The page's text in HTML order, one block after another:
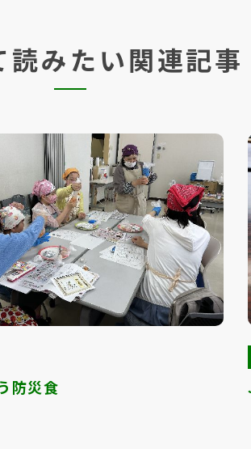
読みたい関連記事
防災食